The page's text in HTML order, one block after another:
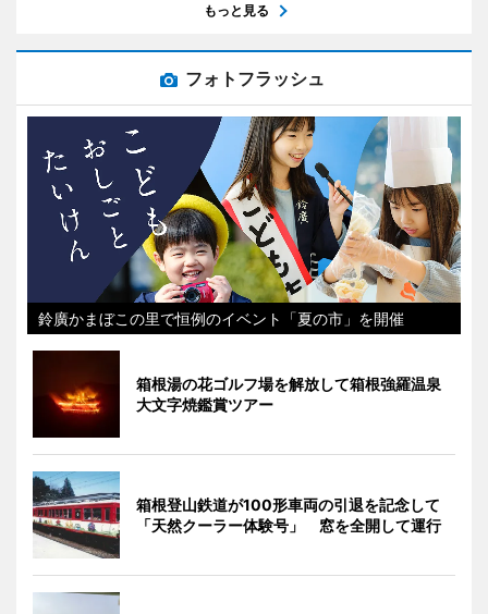
もっと見る
フォトフラッシュ
鈴廣かまぼこの里で恒例のイベント「夏の市」を開催
箱根湯の花ゴルフ場を解放して箱根強羅温泉
大文字焼鑑賞ツアー
箱根登山鉄道が100形車両の引退を記念して
「天然クーラー体験号」 窓を全開して運行